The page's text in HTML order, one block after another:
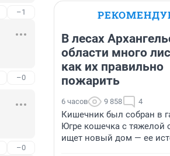
–1
–0
–0
В лесах
области много
как их правильно
пожарить
6 часов 9 858 4
Кишечник был собран в
Югре кошечка с тяжелой
ищет новый дом — ее